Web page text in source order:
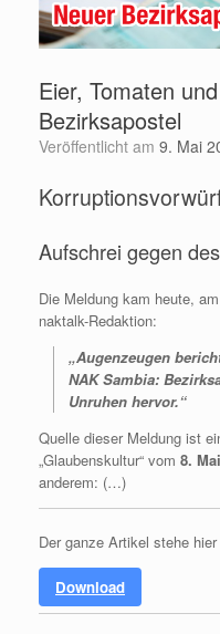
Eier, Tomaten
Bezirksapostel
Veröffentlicht am 9. Mai
Aufschrei gegen
Die Meldung kam heute, am
naktalk-Redaktion:
„Augenzeugen
NAK Sambia:
Unruhen hervor.“
Quelle dieser Meldung ist
„Glaubenskultur“ vom 8.
anderem: (…)
Der ganze Artikel stehe
Download